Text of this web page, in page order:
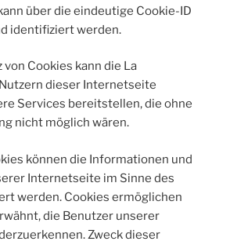
über die eindeutige Cookie-ID
identifiziert werden.
von Cookies kann die La
dieser Internetseite
Services bereitstellen, die ohne
nicht möglich wären.
können die Informationen und
Internetseite im Sinne des
werden. Cookies ermöglichen
die Benutzer unserer
Zweck dieser